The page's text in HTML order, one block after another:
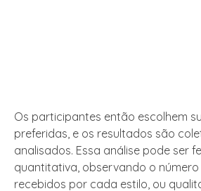
Os participantes então escolhem
preferidas, e os resultados são
analisados. Essa análise pode ser
quantitativa, observando o
recebidos por cada estilo, ou